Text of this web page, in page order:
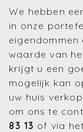
We hebben
in onze
waarde van
krijgt u een
mogelijk kan
uw huis
om ons te
83 13 of via